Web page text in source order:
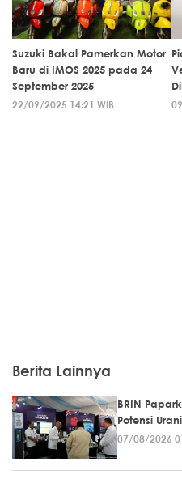
Suzuki Bakal Pamerkan Motor
Baru di IMOS 2025 pada 24
September 2025
22/09/2025 14:21 WIB
Berita Lainnya
BRIN
Potensi
07/08/2026